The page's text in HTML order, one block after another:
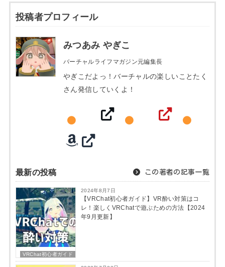
投稿者プロフィール
みつあみ やぎこ
バーチャルライフマガジン元編集長
やぎこだよっ！バーチャルの楽しいことたく
さん発信していくよ！
最新の投稿 この著者の記事一覧
VRChat初心者ガイド
2024年8月7日
【VRChat初心者ガイド】VR酔い対策はコ
レ！楽しくVRChatで遊ぶための方法【2024
年9月更新】